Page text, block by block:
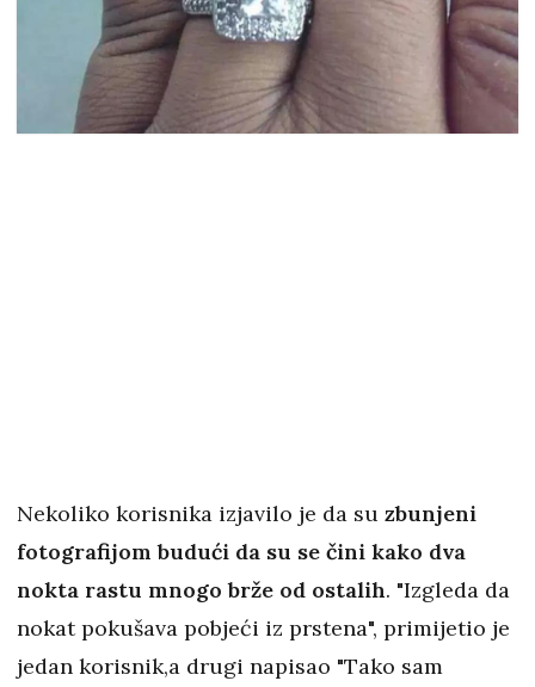
Nekoliko korisnika izjavilo je da su zbunjeni
fotografijom budući da su se čini kako dva
nokta rastu mnogo brže od ostalih. "Izgleda da
nokat pokušava pobjeći iz prstena", primijetio je
jedan korisnik,a drugi napisao "Tako sam